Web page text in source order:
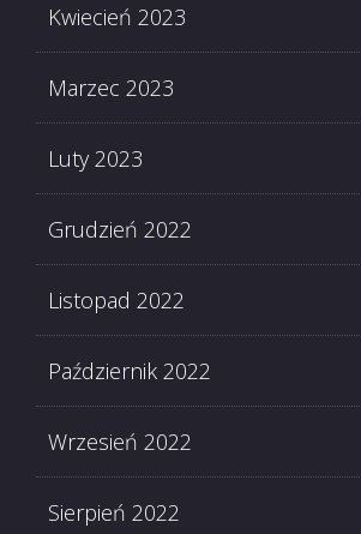
Kwiecień 2023
Marzec 2023
Luty 2023
Grudzień 2022
Listopad 2022
Październik 2022
Wrzesień 2022
Sierpień 2022